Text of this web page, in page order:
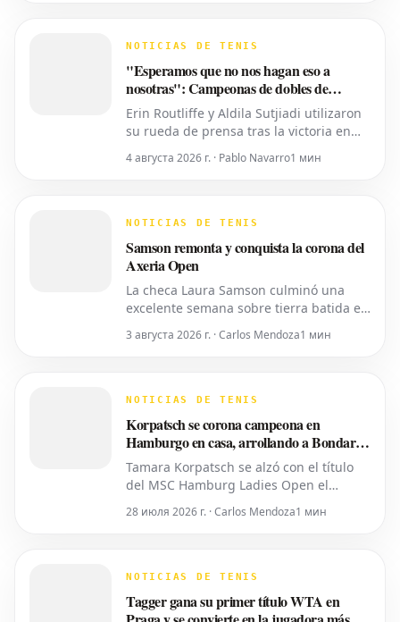
del lunes. Eala, actualmente en el
demostró su
NOTICIAS DE TENIS
"Esperamos que no nos hagan eso a
nosotras": Campeonas de dobles de
Washington expresan temor por los
recortes propuestos por la ATP que se
extienden a la WTA
Erin Routliffe y Aldila Sutjiadi utilizaron
su rueda de prensa tras la victoria en
Washington para expresar su
preocupación de que los recortes
femenino, a pesar de que elogiaron una
colocar
4 августа 2026 г. · Pablo Navarro1 мин
NOTICIAS DE TENIS
Samson remonta y conquista la corona del
Axeria Open
La checa Laura Samson culminó una
excelente semana sobre tierra batida en
Târgu Mureș, viniendo de menos a más
para derrotar a la máxima favorita, la
2026, impulsado por Intaro Sport. El
3 августа 2026 г. · Carlos Mendoza1 мин
NOTICIAS DE TENIS
Korpatsch se corona campeona en
Hamburgo en casa, arrollando a Bondar
en sets corridos
Tamara Korpatsch se alzó con el título
del MSC Hamburg Ladies Open el
domingo, derrotando a la cuarta cabeza
de serie, la húngara Anna Bondar, por 6-
de su carrera en la tierra batida de su
ciudad natal. La quinta cabez
28 июля 2026 г. · Carlos Mendoza1 мин
NOTICIAS DE TENIS
Tagger gana su primer título WTA en